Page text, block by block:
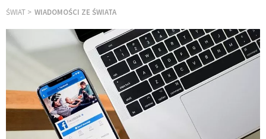
ŚWIAT WIADOMOŚCI ZE ŚWIATA